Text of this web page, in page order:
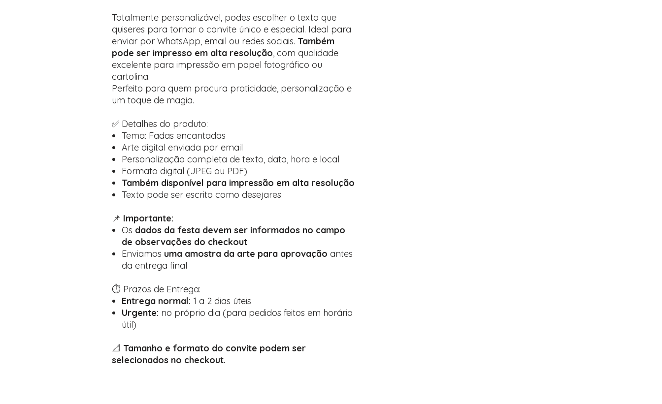
Totalmente personalizável, podes escolher o texto que
quiseres para tornar o convite único e especial. Ideal para
enviar por WhatsApp, email ou redes sociais. Também
pode ser impresso em alta resolução, com qualidade
excelente para impressão em papel fotográfico ou
cartolina.
Perfeito para quem procura praticidade, personalização e
um toque de magia.
✅ Detalhes do produto:
Tema: Fadas encantadas
Arte digital enviada por email
Personalização completa de texto, data, hora e local
Formato digital (JPEG ou PDF)
Também disponível para impressão em alta resolução
Texto pode ser escrito como desejares
📌 Importante:
Os dados da festa devem ser informados no campo
de observações do checkout
Enviamos uma amostra da arte para aprovação antes
da entrega final
⏱️ Prazos de Entrega:
Entrega normal: 1 a 2 dias úteis
Urgente: no próprio dia (para pedidos feitos em horário
útil)
📐 Tamanho e formato do convite podem ser
selecionados no checkout.